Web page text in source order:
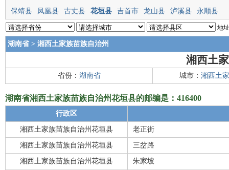
保靖县
凤凰县 古丈县 花垣县 吉首市 龙山县 泸溪县 永顺县
地
湖南省> 湘西土家族苗族自治州
湘西土
省份： 湖南省 城市： 湘西土
湖南省湘西土家族苗族自治州花垣县的邮编是：416400
行政区
湘西土家族苗族自治州花垣县 老正街
湘西土家族苗族自治州花垣县 三岔路
湘西土家族苗族自治州花垣县 朱家坡